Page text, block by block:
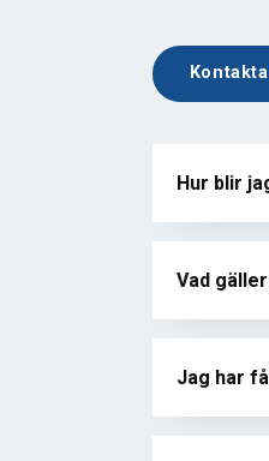
Hur blir
Vad
Jag har